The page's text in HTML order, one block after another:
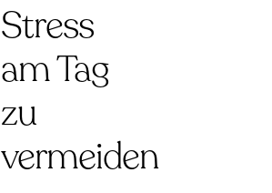
Stress
am Tag
zu
vermeiden